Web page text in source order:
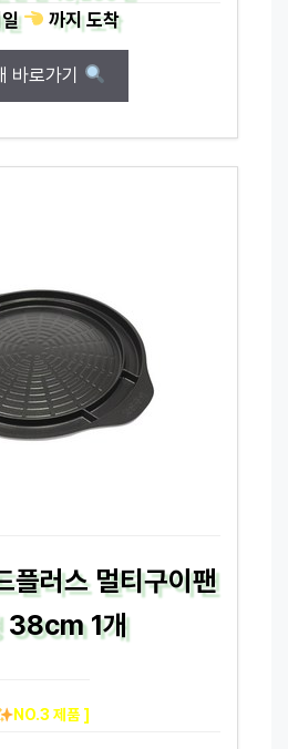
일
까지도착
바로가기
플러스 멀티구이팬
38cm 1개
NO.3 제품 ]